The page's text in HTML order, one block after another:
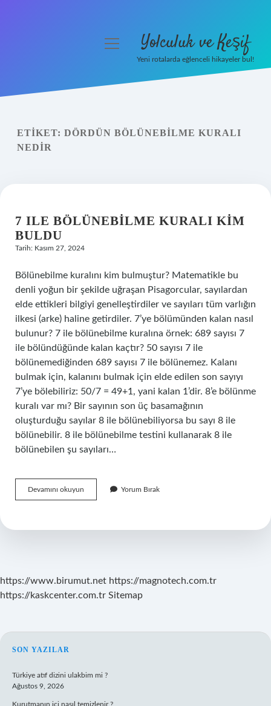
Yasal Uyarı
menüyü Yolculuk ve Keşif
Yeni rotalarda eğlenceli hikayeler bul!
ETIKET: DÖRDÜN BÖLÜNEBILME KURALI
NEDIR
7 ILE BÖLÜNEBILME KURALI KIM
BULDU
Tarih: Kasım 27, 2024
Bölünebilme kuralını kim bulmuştur? Matematikle bu
denli yoğun bir şekilde uğraşan Pisagorcular, sayılardan
elde ettikleri bilgiyi genelleştirdiler ve sayıları tüm varlığın
ilkesi (arke) haline getirdiler. 7’ye bölümünden kalan nasıl
bulunur? 7 ile bölünebilme kuralına örnek: 689 sayısı 7
ile bölündüğünde kalan kaçtır? 50 sayısı 7 ile
bölünemediğinden 689 sayısı 7 ile bölünemez. Kalanı
bulmak için, kalanını bulmak için elde edilen son sayıyı
7’ye bölebiliriz: 50/7 = 49+1, yani kalan 1’dir. 8’e bölünme
kuralı var mı? Bir sayının son üç basamağının
oluşturduğu sayılar 8 ile bölünebiliyorsa bu sayı 8 ile
bölünebilir. 8 ile bölünebilme testini kullanarak 8 ile
bölünebilen şu sayıları…
Devamını okuyun
Ile
Kim
Yorum Bırak
https://www.birumut.net https://magnotech.com.tr
https://kaskcenter.com.tr Sitemap
SIDEBAR
SON YAZILAR
Türkiye atıf dizini ulakbim mi ?
Ağustos 9, 2026
Kurutmanın içi nasıl temizlenir ?